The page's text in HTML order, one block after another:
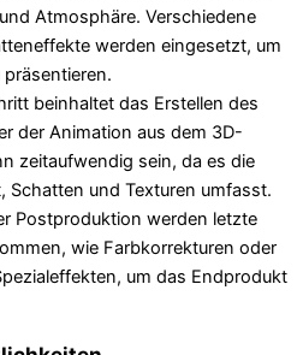
Atmosphäre. Verschiedene
werden eingesetzt, um
beinhaltet das Erstellen des
der Animation aus dem 3D-
zeitaufwendig sein, da es die
Schatten und Texturen umfasst.
Postproduktion werden letzte
wie Farbkorrekturen oder
um das Endprodukt